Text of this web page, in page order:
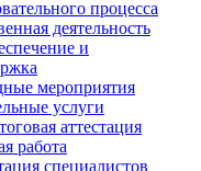
процесса
деятельность
и
мероприятия
услуги
аттестация
работа
специалистов